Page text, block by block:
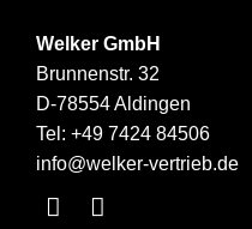
Welker GmbH
Brunnenstr. 32
D-78554 Aldingen
Tel: +49 7424 84506
info@welker-vertrieb.de